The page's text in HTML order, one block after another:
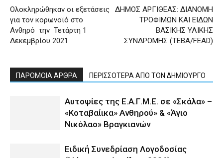
Ολοκληρώθηκαν οι εξετάσεις
για τον κορωνοϊό στο
Ανθηρό την Τετάρτη 1
Δεκεμβρίου 2021
ΔΗΜΟΣ ΑΡΓΙΘΕΑΣ: ΔΙΑΝΟΜΗ
ΤΡΟΦΙΜΩΝ ΚΑΙ ΕΙΔΩΝ
ΒΑΣΙΚΗΣ ΥΛΙΚΗΣ
ΣΥΝΔΡΟΜΗΣ (ΤΕΒΑ/FEAD)
ΠΑΡΟΜΟΙΑ ΑΡΘΡΑ ΠΕΡΙΣΣΟΤΕΡΑ ΑΠΟ ΤΟΝ ΔΗΜΙΟΥΡΓΟ
Αυτοψίες της Ε.Α.Γ.Μ.Ε. σε «Σκάλα» –
«Κοταβαίικα» Ανθηρού» & «Άγιο
Νικόλαο» Βραγκιανών
Ειδική Συνεδρίαση Λογοδοσίας